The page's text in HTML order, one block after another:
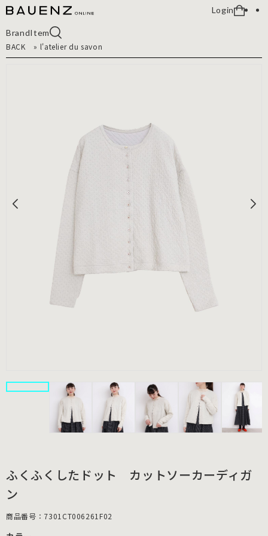
Login
BrandItem
BACK
» l'atelier du savon
ふくふくしたドット カットソーカーディガ
ン
商品番号：7301CT006261F02